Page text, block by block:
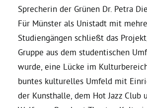
Ratsanträge
Fraktionsgeschäftsstelle
Sprecherin der Grünen Dr. Petra
Für Münster als Unistadt mit
Studiengängen schließt das
Gruppe aus dem studentischen
wurde, eine Lücke im
buntes kulturelles Umfeld mit
der Kunsthalle, dem Hot Jazz Club